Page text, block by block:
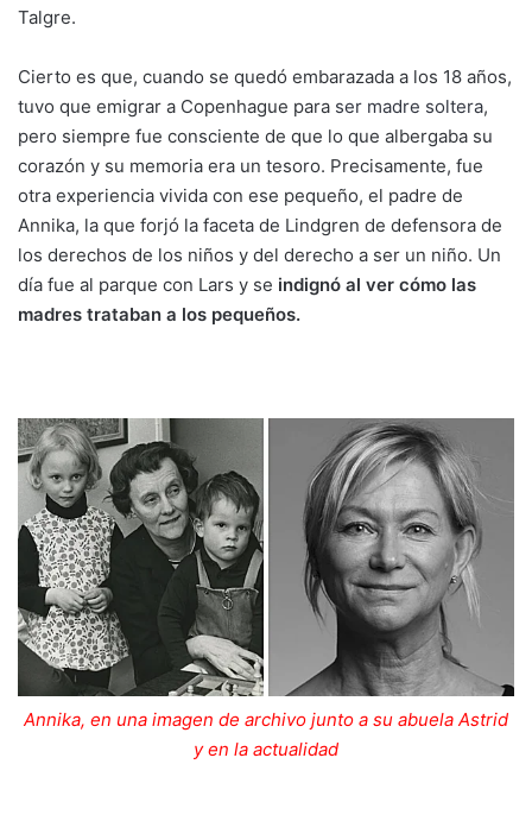
Talgre.
Cierto es que, cuando se quedó embarazada a los 18 años,
tuvo que emigrar a Copenhague para ser madre soltera,
pero siempre fue consciente de que lo que albergaba su
corazón y su memoria era un tesoro. Precisamente, fue
otra experiencia vivida con ese pequeño, el padre de
Annika, la que forjó la faceta de Lindgren de defensora de
los derechos de los niños y del derecho a ser un niño. Un
día fue al parque con Lars y se indignó al ver cómo las
madres trataban a los pequeños.
Annika, en una imagen de archivo junto a su abuela Astrid
y en la actualidad